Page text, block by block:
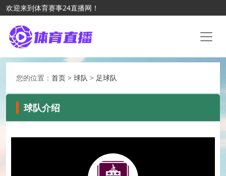
欢迎来到体育赛事24直播网！
您的位置： 首页 > 球队 > 足球队
球队介绍